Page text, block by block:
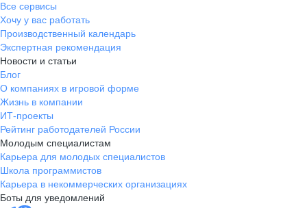
Все сервисы
Хочу у вас работать
Производственный календарь
Экспертная рекомендация
Новости и статьи
Блог
О компаниях в игровой форме
Жизнь в компании
ИТ-проекты
Рейтинг работодателей России
Молодым специалистам
Карьера для молодых специалистов
Школа программистов
Карьера в некоммерческих организациях
Боты для уведомлений